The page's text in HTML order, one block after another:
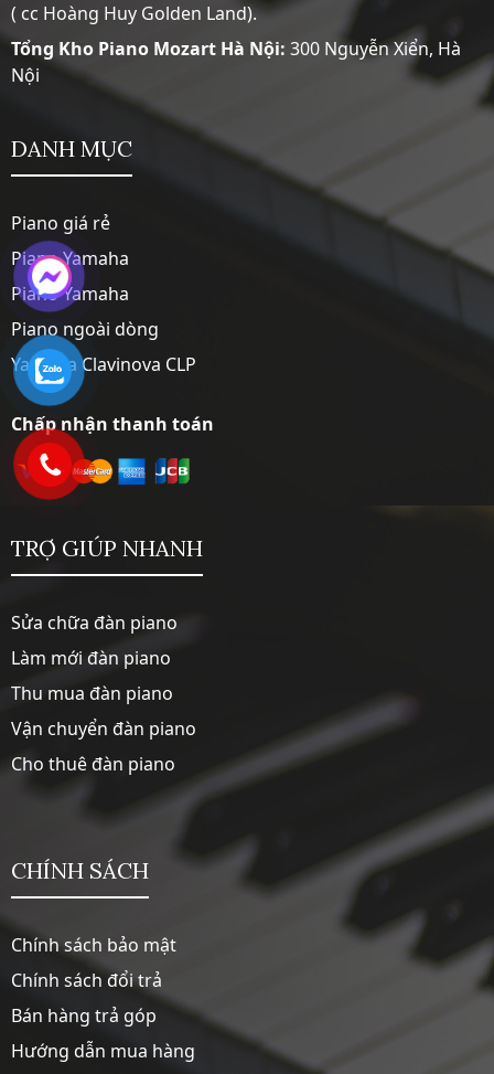
( cc Hoàng Huy Golden Land).
Tổng Kho Piano Mozart Hà Nội: 300 Nguyễn Xiển, Hà
Nội
DANH MỤC
Piano giá rẻ
Piano Yamaha
Piano Yamaha
Piano ngoài dòng
Yamaha Clavinova CLP
Chấp nhận thanh toán
TRỢ GIÚP NHANH
Sửa chữa đàn piano
Làm mới đàn piano
Thu mua đàn piano
Vận chuyển đàn piano
Cho thuê đàn piano
CHÍNH SÁCH
Chính sách bảo mật
Chính sách đổi trả
Bán hàng trả góp
Hướng dẫn mua hàng